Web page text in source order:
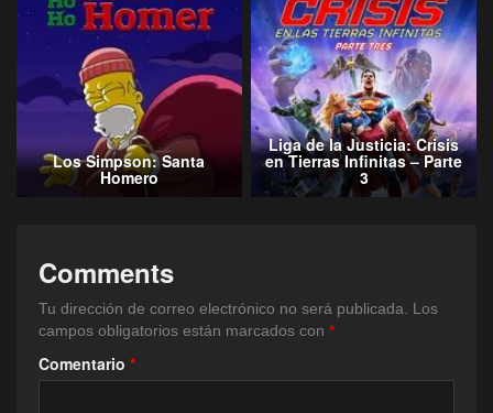
Los Simpson: Santa
Homero
Liga de la Justicia: Crisis
en Tierras Infinitas – Parte
3
Comments
Tu dirección de correo electrónico no será publicada.
Los
campos obligatorios están marcados con *
Comentario *